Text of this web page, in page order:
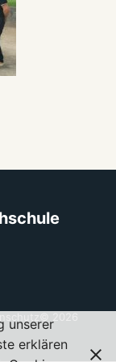
unserer
erklären